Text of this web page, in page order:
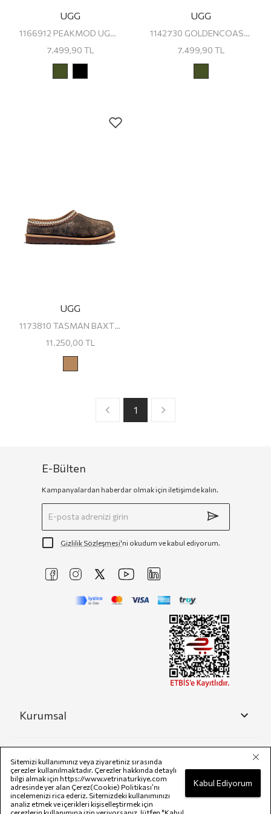
UGG
1166912 PEAKMOD UGG ERKEK TERLİK
7.499,90 TL
UGG
1142730 GOLDENCOAST STRAP SLIDE UGG ERKEK TERLİK
7.499,90 TL
UGG
1173810 TASMAN BAXTER UGG Erkek Terlik
11.250,00 TL
1
E-Bülten
Kampanyalardan haberdar olmak için iletişimde kalın.
Gizlilik Sözleşmesi'ni okudum ve kabul ediyorum.
Kurumsal
Yardım
Yasal
Sitemizi kullanımınız veya ziyaretiniz sırasında
çerezler kullanılmaktadır. Çerezler hakkında detaylı
bilgi almak için https://www.vetrinaturkiye.com
adresinde yer alan Çerez(Cookie) Politikası’nı
incelemenizi rica ederiz. Sitemizdeki kullanımınızı
analiz etmek ve içerikleri kişiselleştirmek için
çerezlerin kullanımına izin veriyorsanız, lütfen "Kabul
Kabul Ediyorum